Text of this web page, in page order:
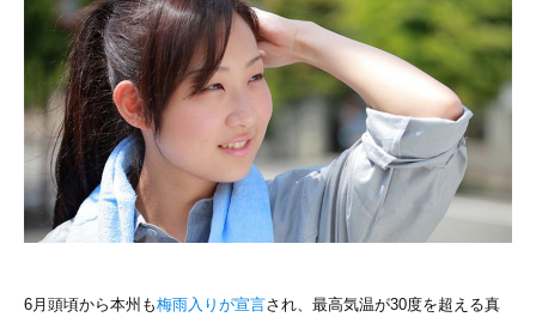
6月頭頃から本州も梅雨入りが宣言され、最高気温が30度を超える真